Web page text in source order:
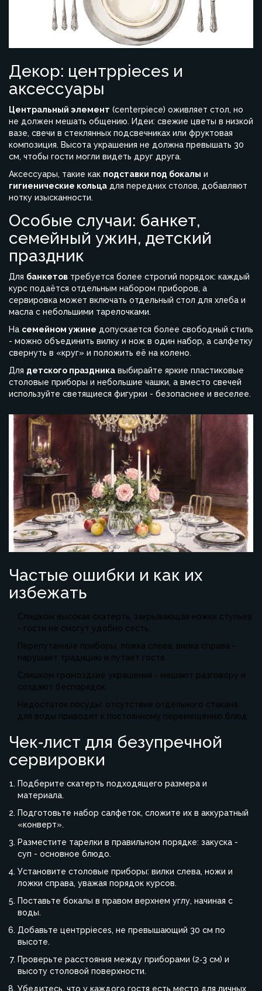
Декор: центрpieces и
аксессуары
Центральный элемент (centerpiece) оживляет стол, но
не должен мешать общению. Идеи: свежие цветы в низкой
вазе, свечи в стеклянных подсвечниках или фруктовая
композиция. Высота украшения не должна превышать 30
см, чтобы гости могли видеть друг друга.
Аксессуары, такие как подставки под бокалы и
гигиенические кольца для передних столов, добавляют
нотку изысканности.
Особые случаи: банкет,
семейный ужин, детский
праздник
Для банкетов требуется более строгий порядок: каждый
курс подаётся отдельным набором приборов, а
сервировка может включать отдельный стол для хлеба и
масла с небольшими тарелочками.
На семейном ужине допускается более свободный стиль
- можно объединить вилку и нож в один набор, а салфетку
свернуть в «круг» и положить её на колено.
Для детского праздника выбирайте яркие пластиковые
столовые приборы и небольшие чашки, а вместо свечей
используйте светящиеся фигурки - безопаснее и веселее.
Частые ошибки и как их
избежать
Слишком высокая скатерть, закрывающая ножки стульев
- гости не смогут удобно сесть.
Перепутанные приборы: ложка слева, вилка справа -
нарушает традицию и путает гостя.
Слишком громоздкие украшения - мешают разговору и
создают беспорядок.
Недостаток посуды: отсутствие отдельного стакана
для воды приводит к постоянному перемещению блюд.
Чек‑лист для безупречной
сервировки
Подберите скатерть подходящего размера и
материала.
Подготовьте набор салфеток, сложите их в аккуратный
«конверт».
Разместите тарелки в правильном порядке: закуска -
суп - основное блюдо.
Установите столовые приборы: вилки слева, ножи и
ложки справа, уважая порядок курсов.
Поставьте бокалы в правом верхнем углу, начиная с
воды.
Добавьте центрpieces, не превышающий 30 см по
высоте.
Проверьте расстояния между приборами (2‑3 см) и
высоту столовой поверхности.
Убедитесь, что у каждого гостя есть место для личных